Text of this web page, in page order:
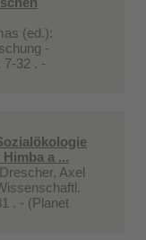
(ed.):
-
7-32 . -
a ...
Axel
. - (Planet